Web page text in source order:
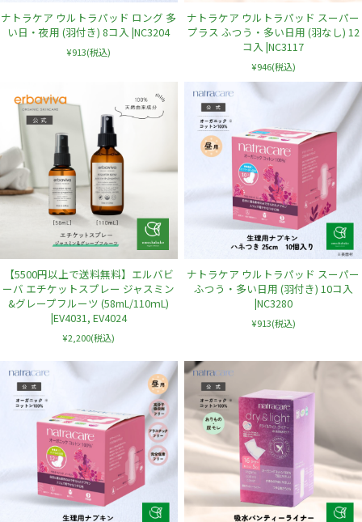
ナトラケア ウルトラパッド ロング 多
い日・夜用 (羽付き) 8コ入 |NC3204
¥913(税込)
ナトラケア ウルトラパッド スーパー
プラス ふつう・多い日用 (羽なし) 12
コ入 |NC3117
¥946(税込)
【5500円以上で送料無料】エルバビ
ーバ エチケットスプレー ジャスミン
&グレープフルーツ (58mL/110ｍL)
|EV4031, EV4024
¥2,200(税込)
ナトラケア ウルトラパッド スーパー
ふつう・多い日用 (羽付き) 10コ入
|NC3280
¥913(税込)